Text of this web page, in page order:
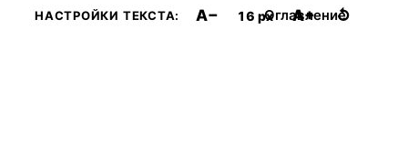
НАСТРОЙКИ ТЕКСТА: A− 16 px A+ ↺
Оглавление